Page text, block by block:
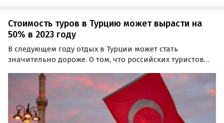
Стоимость туров в Турцию может вырасти на
50% в 2023 году
В следующем году отдых в Турции может стать
значительно дороже. О том, что российских туристов
«Турпром» со ссылкой на турецкие СМИ.